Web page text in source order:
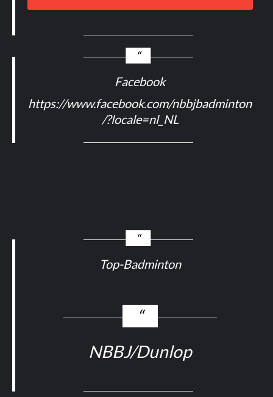
Facebook
https://www.facebook.com/nbbjbadminton
/?locale=nl_NL
Top-Badminton
NBBJ/Dunlop